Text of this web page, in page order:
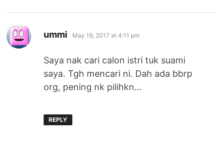
ummi says:
May 19, 2017 at 4:11 pm
Saya nak cari calon istri tuk suami
saya. Tgh mencari ni. Dah ada bbrp
org, pening nk pilihkn…
REPLY